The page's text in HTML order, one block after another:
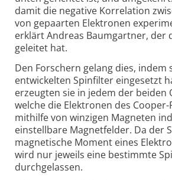
damit die negative Korrelation
von gepaarten Elektronen
erklärt Andreas Baumgartner, der
geleitet hat.
Den Forschern gelang dies, indem
entwickelten Spinfilter eingesetzt
erzeugten sie in jedem der beiden
welche die Elektronen des
mithilfe von winzigen Magneten
einstellbare Magnetfelder. Da der
magnetische Moment eines
wird nur jeweils eine bestimmte
durchgelassen.